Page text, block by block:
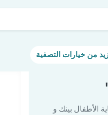
الأطفال بينك و